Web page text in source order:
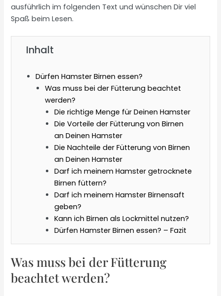
ausführlich im folgenden Text und wünschen Dir viel
Spaß beim Lesen.
Inhalt
Dürfen Hamster Birnen essen?
Was muss bei der Fütterung beachtet
werden?
Die richtige Menge für Deinen Hamster
Die Vorteile der Fütterung von Birnen
an Deinen Hamster
Die Nachteile der Fütterung von Birnen
an Deinen Hamster
Darf ich meinem Hamster getrocknete
Birnen füttern?
Darf ich meinem Hamster Birnensaft
geben?
Kann ich Birnen als Lockmittel nutzen?
Dürfen Hamster Birnen essen? – Fazit
Was muss bei der Fütterung
beachtet werden?